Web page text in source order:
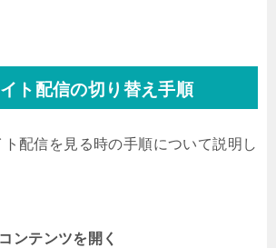
ト配信の切り替え手順
配信を見る時の手順について説明し
ンテンツを開く